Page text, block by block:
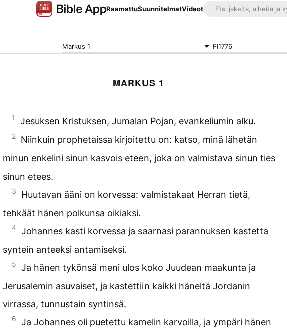
RaamattuSuunnitelmatVideot
Markus 1 FI1776
MARKUS 1
1 Jesuksen Kristuksen, Jumalan Pojan, evankeliumin alku.
2
Niinkuin prophetaissa kirjoitettu on: katso, minä lähetän
minun enkelini sinun kasvois eteen, joka on valmistava sinun ties
sinun etees.
3
Huutavan ääni on korvessa: valmistakaat Herran tietä,
tehkäät hänen polkunsa oikiaksi.
4
Johannes kasti korvessa ja saarnasi parannuksen kastetta
syntein anteeksi antamiseksi.
5
Ja hänen tykönsä meni ulos koko Juudean maakunta ja
Jerusalemin asuvaiset, ja kastettiin kaikki häneltä Jordanin
virrassa, tunnustain syntinsä.
6
Ja Johannes oli puetettu kamelin karvoilla, ja ympäri hänen